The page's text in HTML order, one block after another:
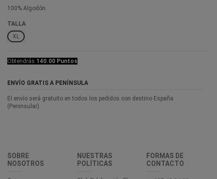
100% Algodón.
TALLA
XL
Obtendrás 140.00 Puntos
ENVÍO GRATIS A PENÍNSULA
El envío será gratuito en todos los pedidos con destino España
(Peninsular).
SOBRE
NOSOTROS
NUESTRAS
POLÍTICAS
FORMAS DE
CONTACTO